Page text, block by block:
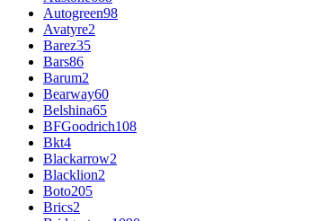
Autogreen98
Avatyre2
Barez35
Bars86
Barum2
Bearway60
Belshina65
BFGoodrich108
Bkt4
Blackarrow2
Blacklion2
Boto205
Brics2